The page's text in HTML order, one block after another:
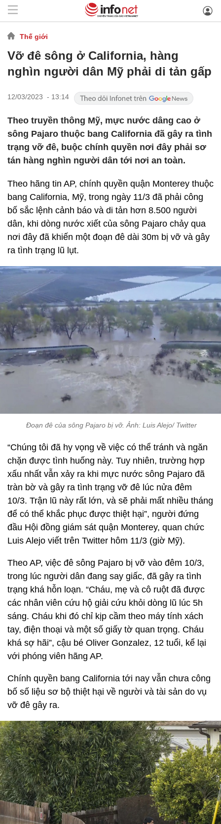
Thế giới
Vỡ đê sông ở California, hàng
nghìn người dân Mỹ phải di tản gấp
12/03/2023 - 13:14
Theo truyền thông Mỹ, mực nước dâng cao ở
sông Pajaro thuộc bang California đã gây ra tình
trạng vỡ đê, buộc chính quyền nơi đây phải sơ
tán hàng nghìn người dân tới nơi an toàn.
Theo hãng tin AP, chính quyền quận Monterey thuộc
bang California, Mỹ, trong ngày 11/3 đã phải công
bố sắc lệnh cảnh báo và di tản hơn 8.500 người
dân, khi dòng nước xiết của sông Pajaro chảy qua
nơi đây đã khiến một đoạn đê dài 30m bị vỡ và gây
ra tình trạng lũ lụt.
Đoạn đê của sông Pajaro bị vỡ. Ảnh: Luis Alejo/ Twitter
“Chúng tôi đã hy vọng về việc có thể tránh và ngăn
chặn được tình huống này. Tuy nhiên, trường hợp
xấu nhất vẫn xảy ra khi mực nước sông Pajaro đã
tràn bờ và gây ra tình trạng vỡ đê lúc nửa đêm
10/3. Trận lũ này rất lớn, và sẽ phải mất nhiều tháng
để có thể khắc phục được thiệt hại”, người đứng
đầu Hội đồng giám sát quận Monterey, quan chức
Luis Alejo viết trên Twitter hôm 11/3 (giờ Mỹ).
Theo AP, việc đê sông Pajaro bị vỡ vào đêm 10/3,
trong lúc người dân đang say giấc, đã gây ra tình
trạng khá hỗn loạn. “Cháu, mẹ và cô ruột đã được
các nhân viên cứu hộ giải cứu khỏi dòng lũ lúc 5h
sáng. Cháu khi đó chỉ kịp cầm theo máy tính xách
tay, điện thoại và một số giấy tờ quan trọng. Cháu
khá sợ hãi”, cậu bé Oliver Gonzalez, 12 tuổi, kể lại
với phóng viên hãng AP.
Chính quyền bang California tới nay vẫn chưa công
bố số liệu sơ bộ thiệt hại về người và tài sản do vụ
vỡ đê gây ra.